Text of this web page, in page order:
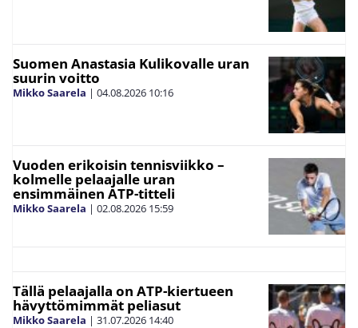
Suomen Anastasia Kulikovalle uran
suurin voitto
Mikko Saarela | 04.08.2026 10:16
Vuoden erikoisin tennisviikko –
kolmelle pelaajalle uran
ensimmäinen ATP-titteli
Mikko Saarela | 02.08.2026 15:59
Tällä pelaajalla on ATP-kiertueen
hävyttömimmät peliasut
Mikko Saarela | 31.07.2026 14:40